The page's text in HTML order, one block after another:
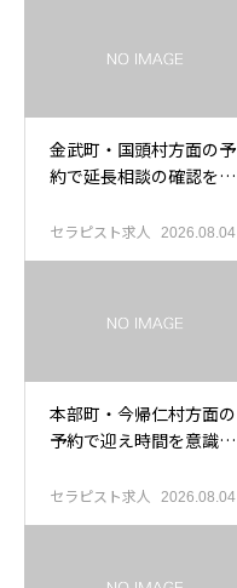
金武町・国頭村方面の予
約で延長相談の確認をし
セラピスト求人 2026.08.04
本部町・今帰仁村方面の
予約で迎え時間を意識し
セラピスト求人 2026.08.04